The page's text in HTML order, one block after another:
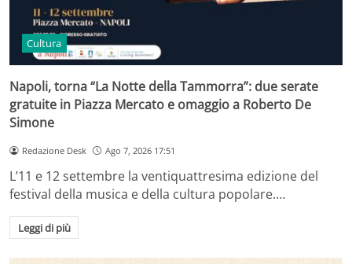
Cultura
Napoli, torna “La Notte della Tammorra”: due serate
gratuite in Piazza Mercato e omaggio a Roberto De
Simone
Redazione Desk Ago 7, 2026 17:51
L’11 e 12 settembre la ventiquattresima edizione del
festival della musica e della cultura popolare.…
Leggi di più